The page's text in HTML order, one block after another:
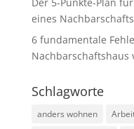
eines
6 fundamentale
Nachbarschaftshaus
Schlagworte
anders wohnen